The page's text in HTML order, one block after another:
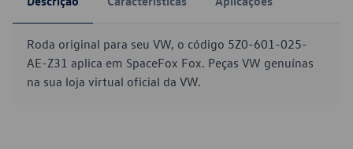
Roda original para seu VW, o código 5Z0-601-025-
AE-Z31 aplica em SpaceFox Fox. Peças VW genuínas
na sua loja virtual oficial da VW.